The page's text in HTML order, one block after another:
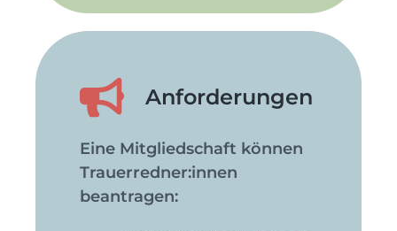
Anfor­derungen
Eine Mitgliedschaft können
Trauerredner:innen
beantragen: